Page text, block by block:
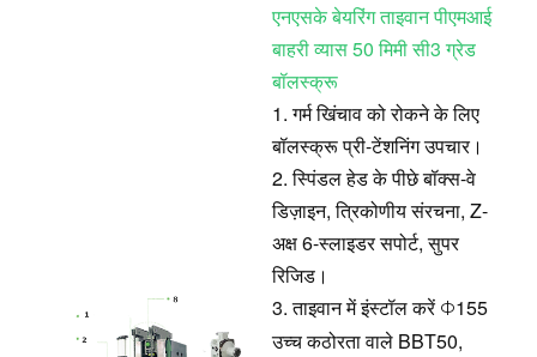
एनएसके बेयरिंग ताइवान पीएमआई
बाहरी व्यास 50 मिमी सी3 ग्रेड
बॉलस्क्रू
1. गर्म खिंचाव को रोकने के लिए
बॉलस्क्रू प्री-टेंशनिंग उपचार।
2. स्पिंडल हेड के पीछे बॉक्स-वे
डिज़ाइन, त्रिकोणीय संरचना, Z-
अक्ष 6-स्लाइडर सपोर्ट, सुपर
रिजिड।
3. ताइवान में इंस्टॉल करें Φ155
उच्च कठोरता वाले BBT50,